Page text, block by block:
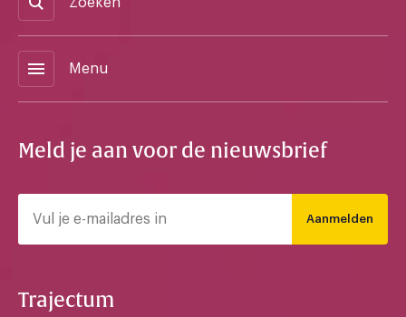
menu Menu
Meld je aan voor de nieuwsbrief
Aanmelden
Trajectum